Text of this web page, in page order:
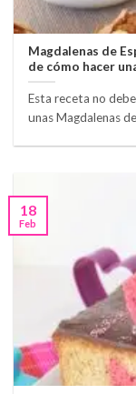
Magdalenas de
de cómo hacer
Esta receta no
unas Magdalenas
18
Feb